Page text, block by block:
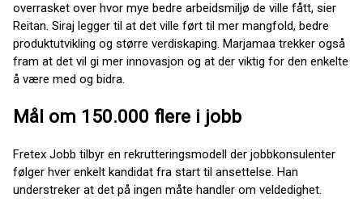
overrasket over hvor mye bedre arbeidsmiljø de ville fått, sier
Reitan. Siraj legger til at det ville ført til mer mangfold, bedre
produktutvikling og større verdiskaping. Marjamaa trekker også
fram at det vil gi mer innovasjon og at der viktig for den enkelte
å være med og bidra.
Mål om 150.000 flere i jobb
Fretex Jobb tilbyr en rekrutteringsmodell der jobbkonsulenter
følger hver enkelt kandidat fra start til ansettelse. Han
understreker at det på ingen måte handler om veldedighet.